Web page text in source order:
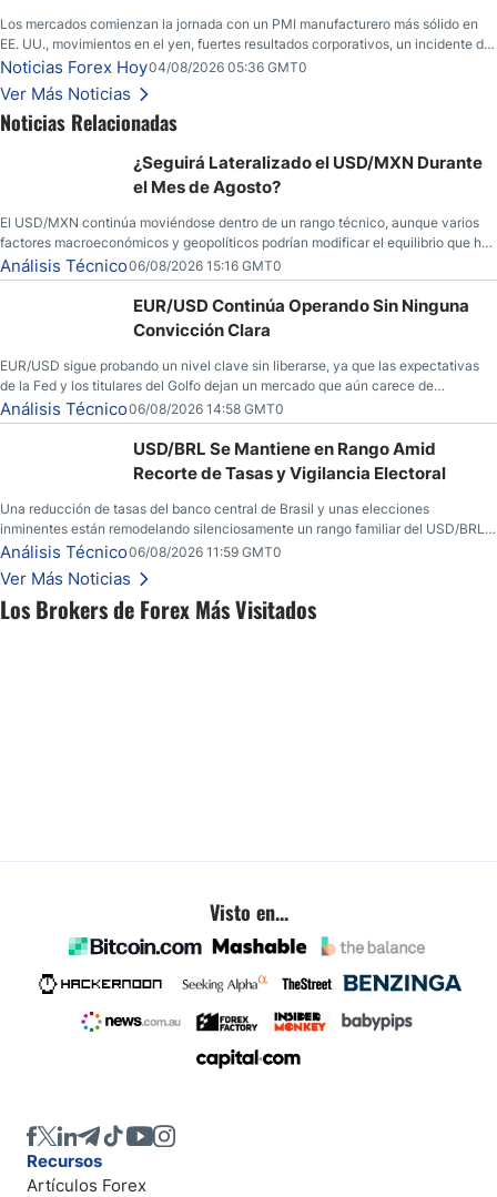
Los Brokers de Forex Más Visitados
Los mercados comienzan la jornada con un PMI manufacturero más sólido en
EE. UU., movimientos en el yen, fuertes resultados corporativos, un incidente de
seguridad en Bitcoin y nuevas señales desde el mercado del petróleo.
Noticias Forex Hoy04/08/2026 05:36 GMT0
Ver Más Noticias
Noticias Relacionadas
¿Seguirá Lateralizado el USD/MXN Durante
el Mes de Agosto?
El USD/MXN continúa moviéndose dentro de un rango técnico, aunque varios
factores macroeconómicos y geopolíticos podrían modificar el equilibrio que ha
dominado al mercado en las últimas semanas.
Análisis Técnico06/08/2026 15:16 GMT0
EUR/USD Continúa Operando Sin Ninguna
Convicción Clara
EUR/USD sigue probando un nivel clave sin liberarse, ya que las expectativas
de la Fed y los titulares del Golfo dejan un mercado que aún carece de
convicción real.
Análisis Técnico06/08/2026 14:58 GMT0
USD/BRL Se Mantiene en Rango Amid
Recorte de Tasas y Vigilancia Electoral
Una reducción de tasas del banco central de Brasil y unas elecciones
inminentes están remodelando silenciosamente un rango familiar del USD/BRL.
Una reducción de tasas por parte del banco central de Brasil y unas elecciones
inminentes están remodelando silenciosamente un rango familiar del USD/BRL.
Esto es lo que los traders están observando a continuación.
Análisis Técnico06/08/2026 11:59 GMT0
Ver Más Noticias
Visto en...
Recursos
Artículos Forex